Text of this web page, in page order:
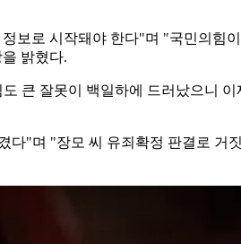
보로 시작돼야 한다"며 "국민의힘
밝혔다.
큰 잘못이 백일하에 드러났으니
다"며 "장모 씨 유죄확정 판결로 거